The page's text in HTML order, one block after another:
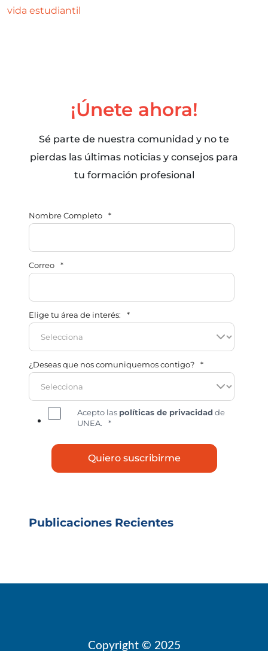
vida estudiantil
¡Únete ahora!
Sé parte de nuestra comunidad y no te
pierdas las últimas noticias y consejos para
tu formación profesional
Nombre Completo *
Correo *
Elige tu área de interés: *
¿Deseas que nos comuniquemos contigo? *
Acepto las políticas de privacidad de
UNEA.
*
Publicaciones Recientes
Copyright © 2025